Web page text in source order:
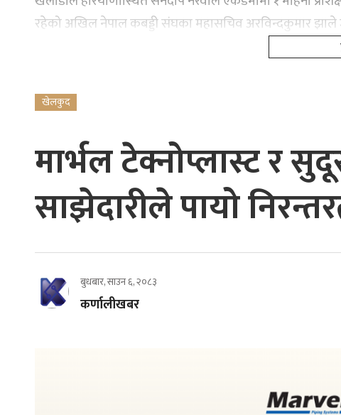
रहेको अखिल नेपाल कबड्डी संघका महासचिव अरविन्दकुमार झाले
खेलकुद
मार्भल टेक्नोप्लास्ट र
साझेदारीले पायो
बुधबार, साउन ६, २०८३
कर्णालीखबर